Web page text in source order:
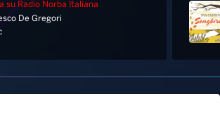
su Radio Norba Italiana
De Gregori